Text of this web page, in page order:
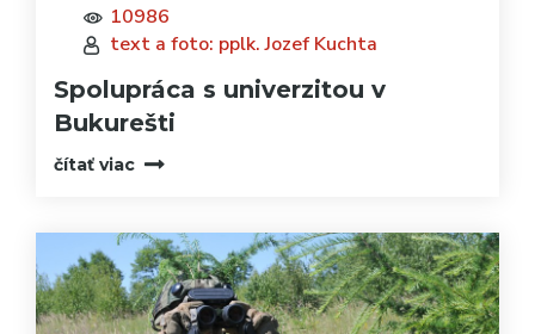
10986
text a foto: pplk. Jozef Kuchta
Spolupráca s univerzitou v
Bukurešti
čítať viac